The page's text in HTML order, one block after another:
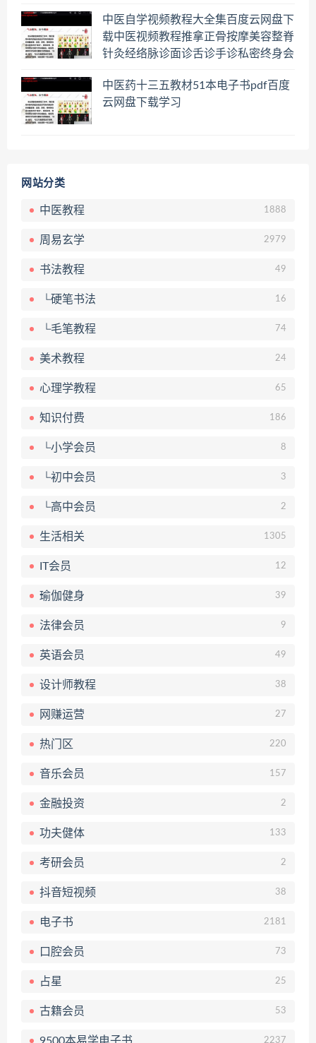
中医自学视频教程大全集百度云网盘下
载中医视频教程推拿正骨按摩美容整脊
针灸经络脉诊面诊舌诊手诊私密终身会
中医药十三五教材51本电子书pdf百度
云网盘下载学习
网站分类
中医教程 1888
周易玄学 2979
书法教程 49
└硬笔书法 16
└毛笔教程 74
美术教程 24
心理学教程 65
知识付费 186
└小学会员 8
└初中会员 3
└高中会员 2
生活相关 1305
IT会员 12
瑜伽健身 39
法律会员 9
英语会员 49
设计师教程 38
网赚运营 27
热门区 220
音乐会员 157
金融投资 2
功夫健体 133
考研会员 2
抖音短视频 38
电子书 2181
口腔会员 73
占星 25
古籍会员 53
9500本易学电子书 2237